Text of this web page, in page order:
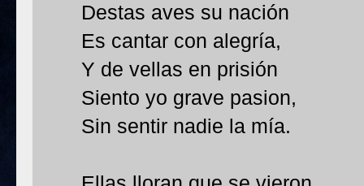
Destas aves su nación
Es cantar con alegría,
Y de vellas en prisión
Siento yo grave pasion,
Sin sentir nadie la mía.